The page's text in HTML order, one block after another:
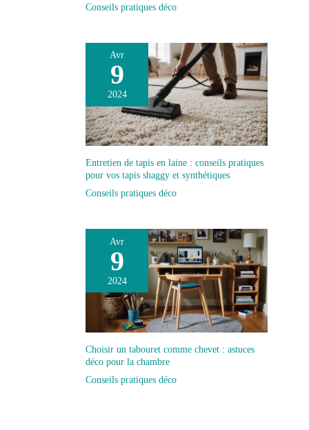
Conseils pratiques déco
Avr
9
2024
Entretien de tapis en laine : conseils pratiques
pour vos tapis shaggy et synthétiques
Conseils pratiques déco
Avr
9
2024
Choisir un tabouret comme chevet : astuces
déco pour la chambre
Conseils pratiques déco